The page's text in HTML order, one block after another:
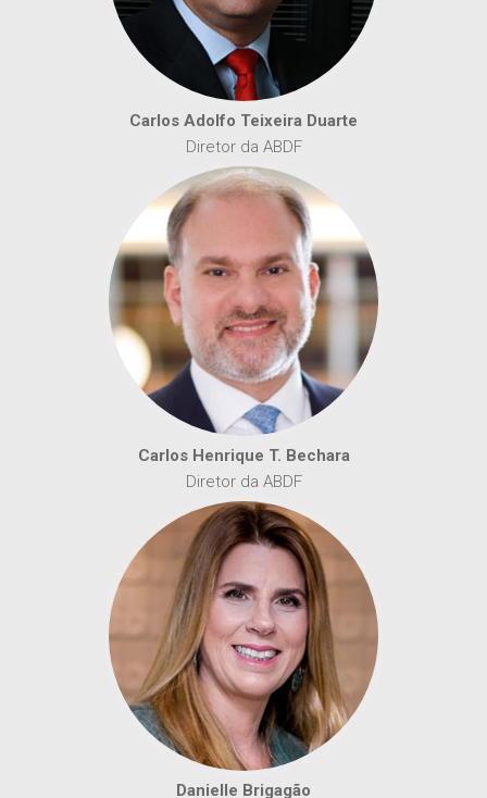
Carlos Adolfo Teixeira Duarte
Diretor da ABDF
Carlos Henrique T. Bechara
Diretor da ABDF
Danielle Brigagão